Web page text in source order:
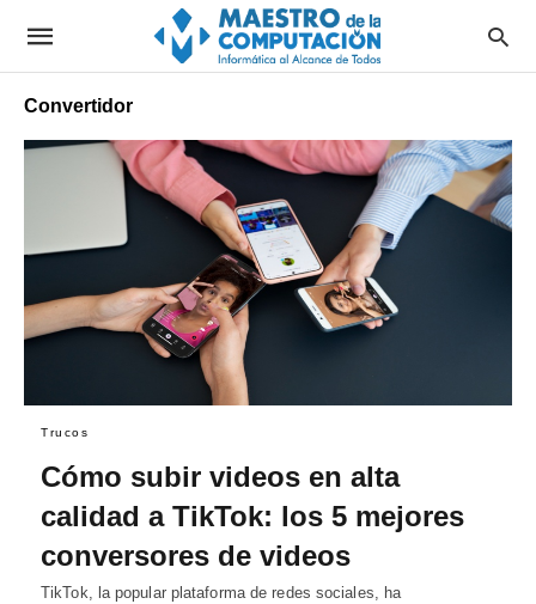
Convertidor
Trucos
Cómo subir videos en alta
calidad a TikTok: los 5 mejores
conversores de videos
TikTok, la popular plataforma de redes sociales, ha